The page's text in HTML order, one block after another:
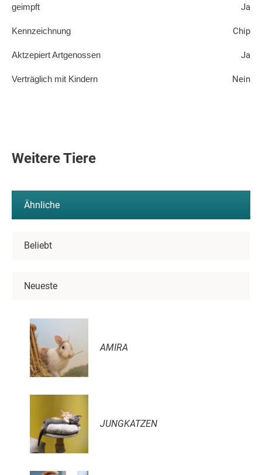
geimpft Ja
Kennzeichnung Chip
Aktzepiert Artgenossen Ja
Verträglich mit Kindern Nein
Weitere Tiere
Ähnliche
Beliebt
Neueste
AMIRA
JUNGKATZEN